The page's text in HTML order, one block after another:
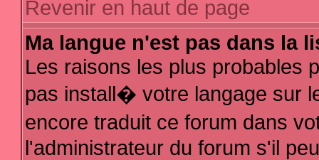
Revenir en haut de page
Ma langue n'est pas dans la
Les raisons les plus probables
pas install� votre langage sur
encore traduit ce forum dans
l'administrateur du forum s'il